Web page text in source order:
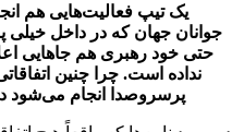
جوانان جهان که در داخل خیلی
حتی خود رهبری هم جاهایی
نداده است. چرا چنین
پرسروصدا انجام می‌شود